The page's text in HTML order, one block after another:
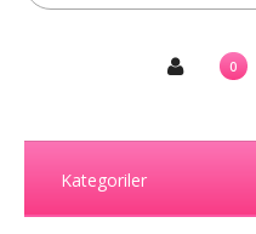
0
Kategoriler